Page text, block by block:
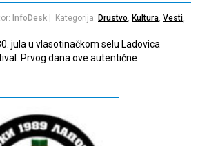
InfoDesk | Kategorija: Drustvo, Kultura, Vesti,
jula u vlasotinačkom selu Ladovica
Prvog dana ove autentične